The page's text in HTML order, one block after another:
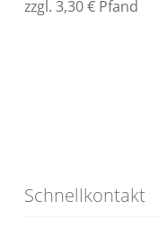
zzgl.3,30€ Pfand
Schnellkontakt